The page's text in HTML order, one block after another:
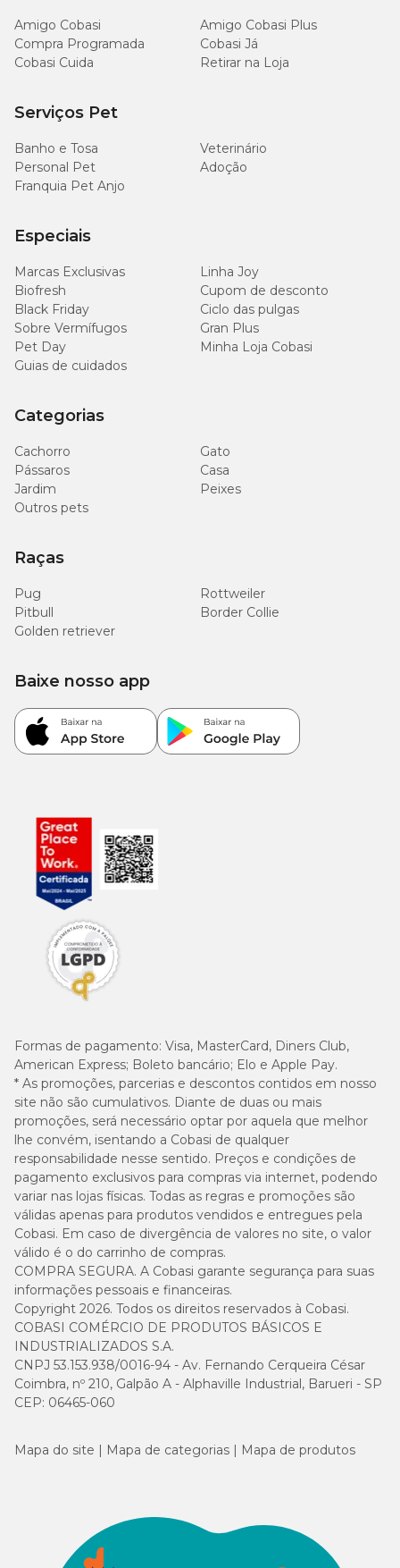
Amigo Cobasi
Amigo Cobasi Plus
Compra Programada
Cobasi Já
Cobasi Cuida
Retirar na Loja
Serviços Pet
Banho e Tosa
Veterinário
Personal Pet
Adoção
Franquia Pet Anjo
Especiais
Marcas Exclusivas
Linha Joy
Biofresh
Cupom de desconto
Black Friday
Ciclo das pulgas
Sobre Vermífugos
Gran Plus
Pet Day
Minha Loja Cobasi
Guias de cuidados
Categorias
Cachorro
Gato
Pássaros
Casa
Jardim
Peixes
Outros pets
Raças
Pug
Rottweiler
Pitbull
Border Collie
Golden retriever
Formas de pagamento: Visa, MasterCard, Diners Club,
American Express; Boleto bancário; Elo e Apple Pay.
* As promoções, parcerias e descontos contidos em nosso
site não são cumulativos. Diante de duas ou mais
promoções, será necessário optar por aquela que melhor
lhe convém, isentando a Cobasi de qualquer
responsabilidade nesse sentido. Preços e condições de
pagamento exclusivos para compras via internet, podendo
variar nas lojas físicas. Todas as regras e promoções são
válidas apenas para produtos vendidos e entregues pela
Cobasi. Em caso de divergência de valores no site, o valor
válido é o do carrinho de compras.
COMPRA SEGURA. A Cobasi garante segurança para suas
informações pessoais e financeiras.
Copyright 2026. Todos os direitos reservados à Cobasi.
COBASI COMÉRCIO DE PRODUTOS BÁSICOS E
INDUSTRIALIZADOS S.A.
CNPJ 53.153.938/0016-94 - Av. Fernando Cerqueira César
Coimbra, nº 210, Galpão A - Alphaville Industrial, Barueri - SP
CEP: 06465-060
Baixe nosso app
Mapa do site Mapa de categorias Mapa de produtos